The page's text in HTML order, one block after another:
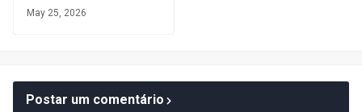
May 25, 2026
Postar um comentário